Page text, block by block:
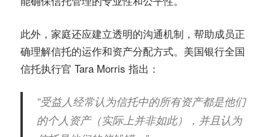
此外，家庭还应建立透明的沟通机制，帮助成员正
确理解信托的运作和资产分配方式。美国银行全国
信托执行官 Tara Morris 指出：
“受益人经常认为信托中的所有资产都是他们
的个人资产（实际上并非如此），并且认为